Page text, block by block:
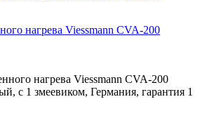
нагрева Viessmann CVA-200
с 1 змеевиком, Германия, гарантия 1